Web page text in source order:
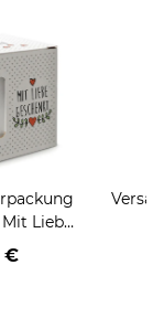
Liebe
€